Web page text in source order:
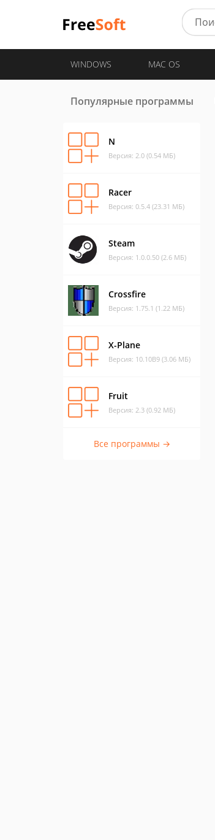
WINDOWS MAC OS
Популярные программы
N
Версия: 2.0 (0.54 МБ)
Racer
Версия: 0.5.4 (23.31 МБ)
Steam
Версия: 1.0.0.50 (2.6 МБ)
Crossfire
Версия: 1.75.1 (1.22 МБ)
X-Plane
Версия: 10.10B9 (3.06 МБ)
Fruit
Версия: 2.3 (0.92 МБ)
Все программы →